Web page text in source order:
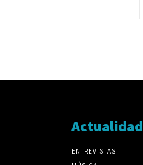
Actualidad
ENTREVISTAS